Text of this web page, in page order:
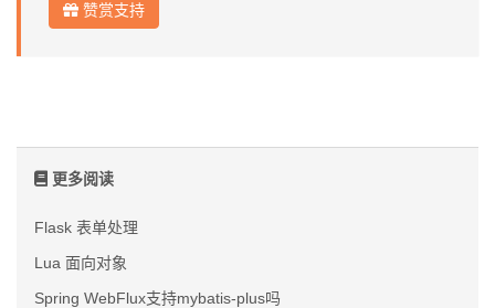
赞赏支持
更多阅读
Flask 表单处理
Lua 面向对象
Spring WebFlux支持mybatis-plus吗